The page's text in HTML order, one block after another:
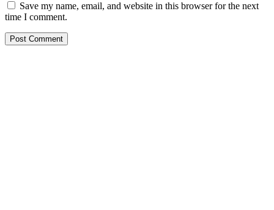
Save my name, email, and website in this browser for the next
time I comment.